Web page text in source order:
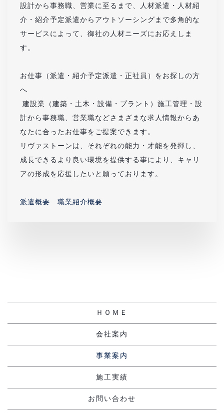
設計から事務職、営業に至るまで、人材派遣・人材紹
介・紹介予定派遣からアウトソーシングまで多角的な
サービスによって、御社の人材ニーズにお応えしま
す。
お仕事（派遣・紹介予定派遣・正社員）をお探しの方
へ
建設業（建築・土木・設備・プラント）施工管理・設
計から事務職、営業職などさまざまな求人情報からあ
なたに合ったお仕事をご提案できます。
リヴァストーンは、それぞれの能力・才能を発揮し、
成長できるより良い環境を提供する事により、キャリ
アの形成を応援したいと願っております。
派遣概要 職業紹介概要
ＨＯＭＥ
会社案内
事業案内
施工実績
お問い合わせ